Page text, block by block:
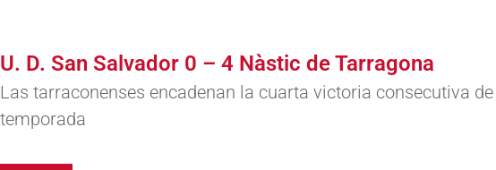
U. D. San Salvador 0 – 4 Nàstic de Tarragona
Las tarraconenses encadenan la cuarta victoria consecutiva
temporada